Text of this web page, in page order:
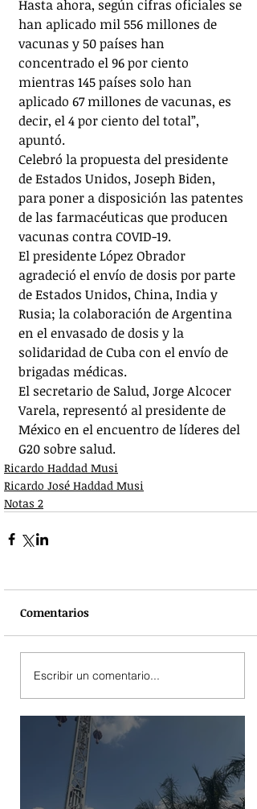
Hasta ahora, según cifras oficiales se
han aplicado mil 556 millones de
vacunas y 50 países han
concentrado el 96 por ciento
mientras 145 países solo han
aplicado 67 millones de vacunas, es
decir, el 4 por ciento del total”,
apuntó.
Celebró la propuesta del presidente
de Estados Unidos, Joseph Biden,
para poner a disposición las patentes
de las farmacéuticas que producen
vacunas contra COVID-19.
El presidente López Obrador
agradeció el envío de dosis por parte
de Estados Unidos, China, India y
Rusia; la colaboración de Argentina
en el envasado de dosis y la
solidaridad de Cuba con el envío de
brigadas médicas.
El secretario de Salud, Jorge Alcocer
Varela, representó al presidente de
México en el encuentro de líderes del
G20 sobre salud.
Ricardo Haddad Musi
Ricardo José Haddad Musi
Notas 2
Comentarios
Escribir un comentario...